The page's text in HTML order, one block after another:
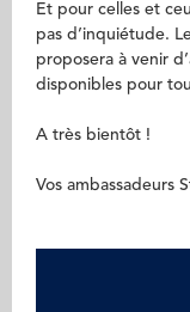
Et pour celles et
pas d’inquiétude.
proposera à venir
disponibles pour
A très bientôt !
Vos ambassadeurs